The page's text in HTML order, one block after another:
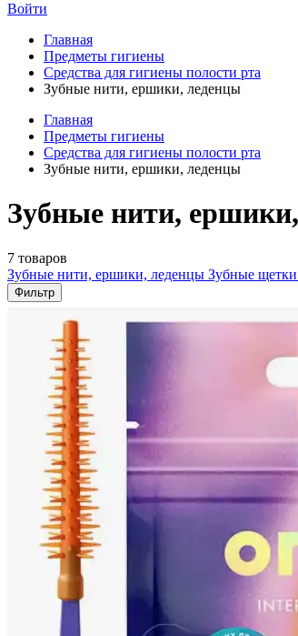
Войти
Главная
Предметы гигиены
Средства для гигиены полости рта
Зубные нити, ершики, леденцы
Главная
Предметы гигиены
Средства для гигиены полости рта
Зубные нити, ершики, леденцы
Зубные нити,
7 товаров
Зубные нити, ершики, леденцы Зубные щетки
Фильтр